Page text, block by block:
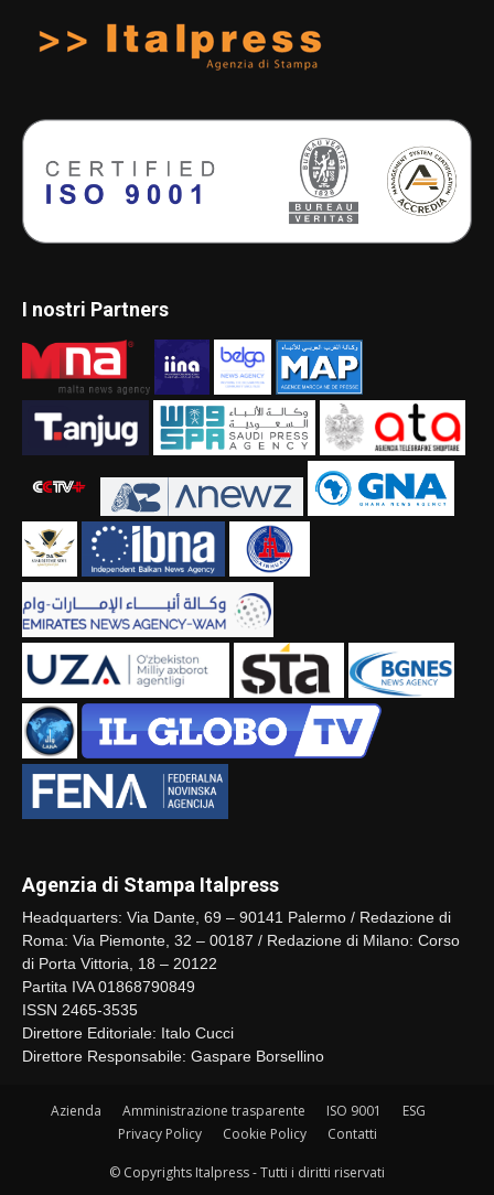
I nostri Partners
Agenzia di Stampa Italpress
Headquarters: Via Dante, 69 – 90141 Palermo / Redazione di
Roma: Via Piemonte, 32 – 00187 / Redazione di Milano: Corso
di Porta Vittoria, 18 – 20122
Partita IVA 01868790849
ISSN 2465-3535
Direttore Editoriale: Italo Cucci
Direttore Responsabile: Gaspare Borsellino
Azienda Amministrazione trasparente ISO 9001
ESG
Privacy Policy
Cookie Policy Contatti
© Copyrights Italpress - Tutti i diritti riservati